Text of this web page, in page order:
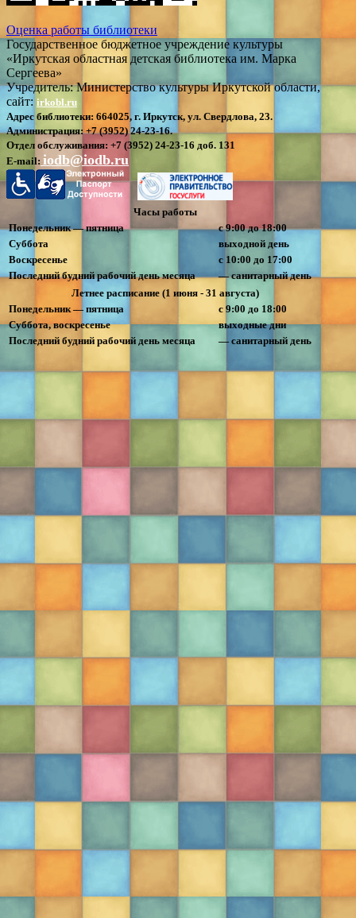
Оценка работы библиотеки
Государственное бюджетное учреждение культуры
«Иркутская областная детская библиотека им. Марка
Сергеева»
Учредитель: Министерство культуры Иркутской области,
сайт: irkobl.ru
Адрес библиотеки: 664025, г. Иркутск, ул. Свердлова, 23.
Администрация:+7 (3952) 24-23-16.
Отдел обслуживания: +7 (3952) 24-23-16 доб. 131
E-mail: iodb@iodb.ru
Часы работы
Понедельник — пятница
с 9:00 до 18:00
Суббота
выходной день
Воскресенье
с 10:00 до 17:00
Последний будний рабочий день месяца
— санитарный день
Летнее расписание (1 июня - 31 августа)
Понедельник — пятница
с 9:00 до 18:00
Суббота, воскресенье
выходные дни
Последний будний рабочий день месяца
— санитарный день